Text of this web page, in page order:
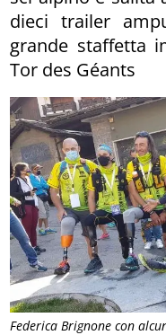
Federica Brignone con
dieci trailer
grande staffetta
Tor des Géants